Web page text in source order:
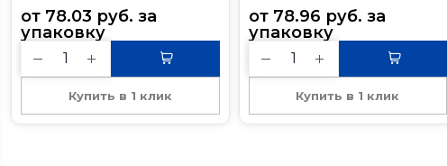
от 78.03 руб.
упаковку
Купить в 1 клик
от 78.96 руб.
упаковку
Купить в 1 клик